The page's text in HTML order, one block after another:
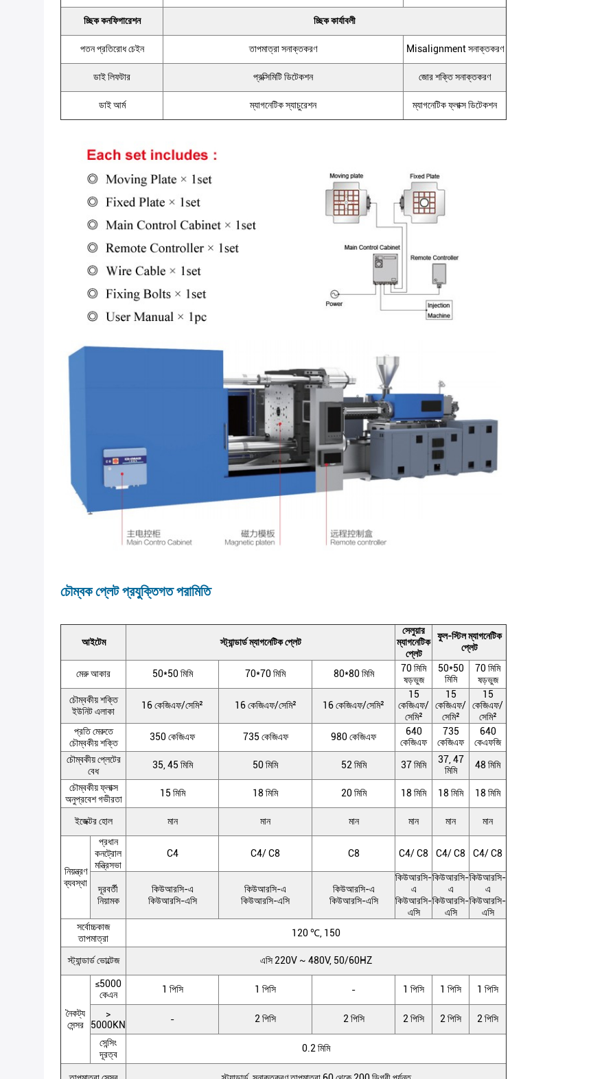
চ্ছিক কনফিগারেশন চ্ছিক কার্যাবলী
পতন প্রতিরোধ চেইন তাপমাত্রা সনাক্তকরণ Misalignment সনাক্তকরণ
ডাই লিফটার প্রক্সিমিটি ডিটেকশন জোর শক্তি সনাক্তকরণ
ডাই আর্ম ম্যাগনেটিক স্যাচুরেশন ম্যাগনেটিক ফ্লাক্স ডিটেকশন
চৌম্বক প্লেট প্রযুক্তিগত পরামিতি
আইটেম স্ট্যান্ডার্ড ম্যাগনেটিক প্লেট
সেলুয়ার
ম্যাগনেটিক
প্লেট
ফুল-স্টিল ম্যাগনেটিক
প্লেট
মেরু আকার 50*50 মিমি 70*70 মিমি 80*80 মিমি
70 মিমি
ষড়ভুজ
50*50
মিমি
70 মিমি
ষড়ভুজ
চৌম্বকীয় শক্তি
ইউনিট এলাকা
16 কেজিএফ/সেমি² 16 কেজিএফ/সেমি² 16 কেজিএফ/সেমি²
15
কেজিএফ/
সেমি²
15
কেজিএফ/
সেমি²
15
কেজিএফ/
সেমি²
প্রতি মেরুতে
চৌম্বকীয় শক্তি
350 কেজিএফ 735 কেজিএফ 980 কেজিএফ
640
কেজিএফ
735
কেজিএফ
640
কেএফজি
চৌম্বকীয় প্লেটের
বেধ
35, 45 মিমি 50 মিমি 52 মিমি 37 মিমি
37, 47
মিমি
48 মিমি
চৌম্বকীয় ফ্লাক্স
অনুপ্রবেশ গভীরতা
15 মিমি 18 মিমি 20 মিমি 18 মিমি 18 মিমি 18 মিমি
ইজেক্টর হোল মান মান মান মান মান মান
নিয়ন্ত্রণ
ব্যবস্থা
প্রধান
কনট্রোল
মন্ত্রিসভা
C4 C4/ C8 C8 C4/ C8 C4/ C8 C4/ C8
দূরবর্তী
নিয়ামক
কিউআরসি-এ
কিউআরসি-এসি
কিউআরসি-এ
কিউআরসি-এসি
কিউআরসি-এ
কিউআরসি-এসি
কিউআরসি-
এ
কিউআরসি-
এসি
কিউআরসি-
এ
কিউআরসি-
এসি
কিউআরসি-
এ
কিউআরসি-
এসি
সর্বোচ্চকাজ
তাপমাত্রা
120 ℃, 150
স্ট্যান্ডার্ড ভোল্টেজ এসি 220V ~ 480V, 50/60HZ
নৈকট্য
সেন্সর
≤5000
কেএন
1 পিসি 1 পিসি - 1 পিসি 1 পিসি 1 পিসি
>
5000KN
- 2 পিসি 2 পিসি 2 পিসি 2 পিসি 2 পিসি
সেন্সিং
দূরত্ব
0.2 মিমি